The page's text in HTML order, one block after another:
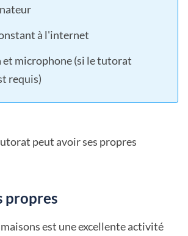
à l'internet
et microphone (si le tutorat
requis)
peut avoir ses propres
propres
est une excellente activité